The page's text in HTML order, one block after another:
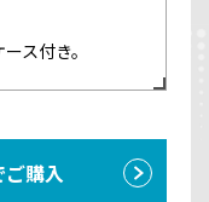
ス付き。
購入